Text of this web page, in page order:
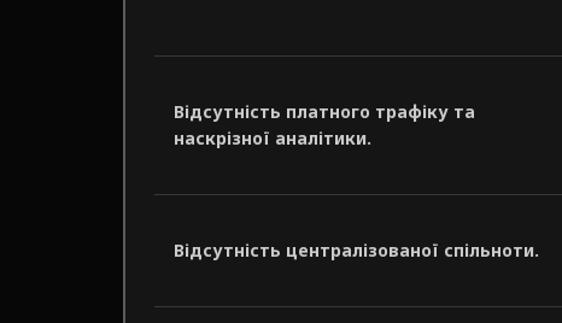
Відсутність платного трафіку та
наскрізної аналітики.
Відсутність централізованої спільноти.